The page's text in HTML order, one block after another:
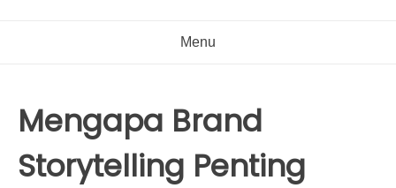
Menu
Mengapa Brand
Storytelling Penting